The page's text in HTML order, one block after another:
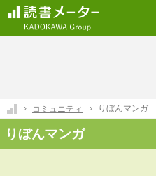
コミュニティ りぼんマンガ
りぼんマンガ